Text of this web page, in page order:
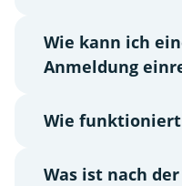
Wie kann ich
Anmeldung
Wie funktioniert
Was ist nach